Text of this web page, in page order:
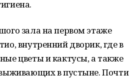
зала на первом этаже
внутренний дворик, где в
цветы и кактусы, а также
в пустыне. Почти